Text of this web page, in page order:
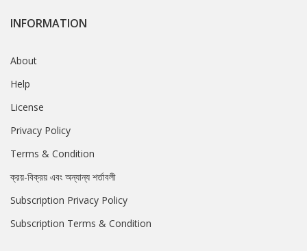
INFORMATION
About
Help
License
Privacy Policy
Terms & Condition
ক্রয়-বিক্রয় এবং অন্যান্য শর্তাবলী
Subscription Privacy Policy
Subscription Terms & Condition